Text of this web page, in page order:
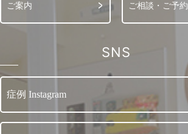
ご案内 ご相談・ご予約
SNS
症例 Instagram